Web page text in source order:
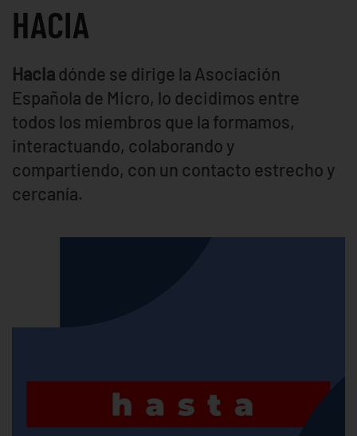
HACIA
Haciadónde se dirige la Asociación
Española de Micro, lo decidimos entre
todos los miembros que la formamos,
interactuando, colaborando y
compartiendo, con un contacto estrecho y
cercanía.